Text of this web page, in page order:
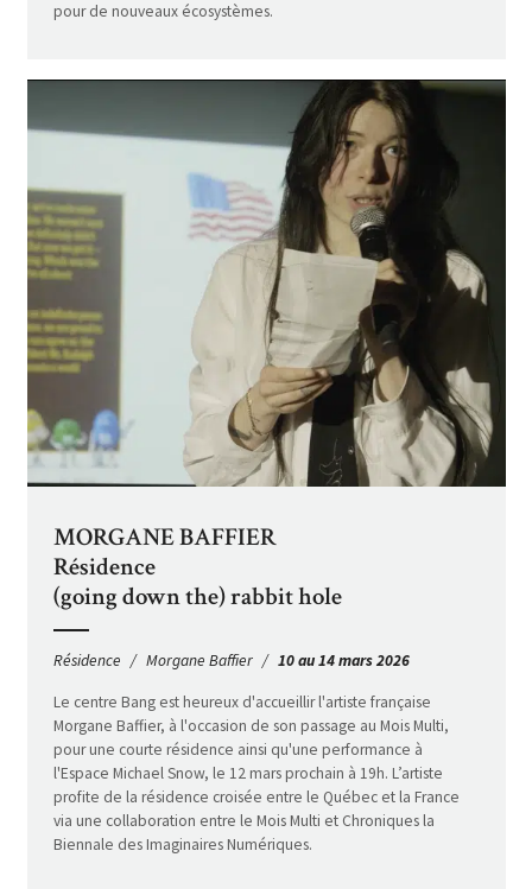
pour de nouveaux écosystèmes.
MORGANE BAFFIER
Résidence
(going down the) rabbit hole
Résidence Morgane Baffier 10 au 14 mars 2026
Le centre Bang est heureux d'accueillir l'artiste française
Morgane Baffier, à l'occasion de son passage au Mois Multi,
pour une courte résidence ainsi qu'une performance à
l'Espace Michael Snow, le 12 mars prochain à 19h. L’artiste
profite de la résidence croisée entre le Québec et la France
via une collaboration entre le Mois Multi et Chroniques la
Biennale des Imaginaires Numériques.